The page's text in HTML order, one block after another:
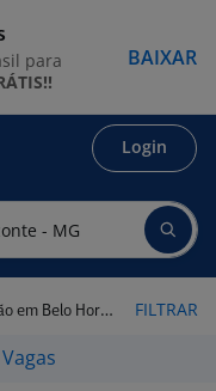
Login
Horizonte - MG FILTRAR
para
BAIXAR